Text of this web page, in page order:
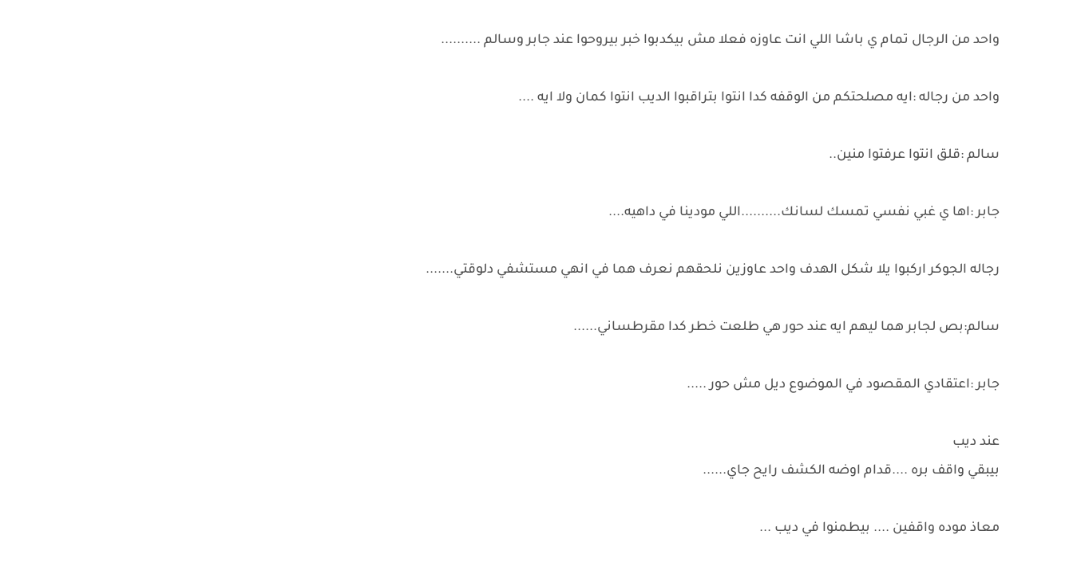
واحد من الرجال تمام ي باشا اللي انت عاوزه فعلا مش بيكدبوا خبر بيروحوا عند جابر وسالم ..........
واحد من رجاله :ايه مصلحتكم من الوقفه كدا انتوا بتراقبوا الديب انتوا كمان ولا ايه ....
سالم :قلق انتوا عرفتوا منين..
جابر :اها ي غبي نفسي تمسك لسانك..........اللي مودينا في داهيه....
رجاله الجوكر اركبوا يلا شكل الهدف واحد عاوزين نلحقهم نعرف هما في انهي مستشفي دلوقتي.......
سالم:بص لجابر هما ليهم ايه عند حور هي طلعت خطر كدا مقرطساني......
جابر :اعتقادي المقصود في الموضوع ديل مش حور .....
عند ديب
بيبقي واقف بره ....قدام اوضه الكشف رايح جاي......
معاذ موده واقفين .... بيطمنوا في ديب ...